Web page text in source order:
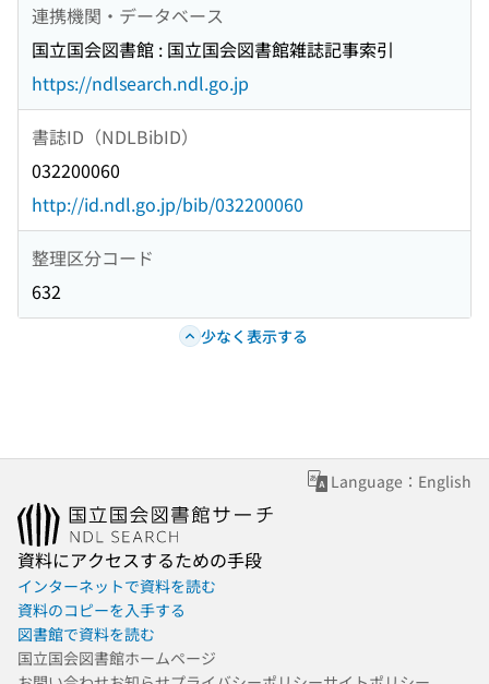
連携機関・データベース
国立国会図書館 : 国立国会図書館雑誌記事索引
https://ndlsearch.ndl.go.jp
書誌ID（NDLBibID）
032200060
http://id.ndl.go.jp/bib/032200060
整理区分コード
632
少なく表示する
Language：English
資料にアクセスするための手段
インターネットで資料を読む
資料のコピーを入手する
図書館で資料を読む
国立国会図書館ホームページ